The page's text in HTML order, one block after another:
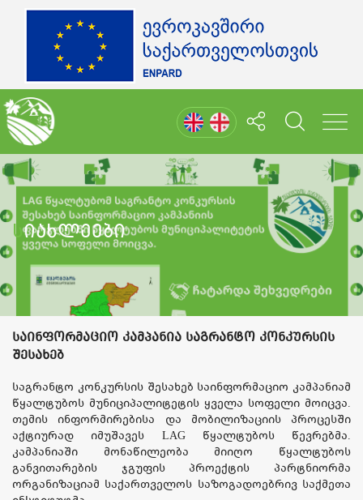
Სიახლეები
საინფორმაციო კამპანია საგრანტო კონკურსის
შესახებ
საგრანტო კონკურსის შესახებ საინფორმაციო კამპანიამ
წყალტუბოს მუნიციპალიტეტის ყველა სოფელი მოიცვა.
თემის ინფორმირებისა და მობილიზაციის პროცესში
აქტიურად იმუშავეს LAG წყალტუბოს წევრებმა.
კამპანიაში მონაწილეობა მიიღო წყალტუბოს
განვითარების ჯგუფის პროექტის პარტნიორმა
ორგანიზაციამ საქართველოს საზოგადოებრივ საქმეთა